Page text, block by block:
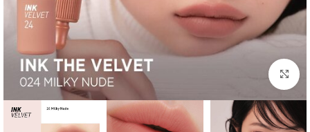
بزرگنمایی تصویر